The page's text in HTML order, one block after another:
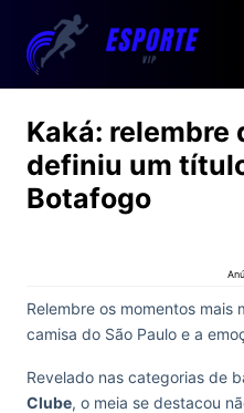
Kaká: relembre
definiu um
Botafogo
Relembre os momentos mais
camisa do São Paulo e a
Revelado nas categorias de
Clube, o meia se destacou